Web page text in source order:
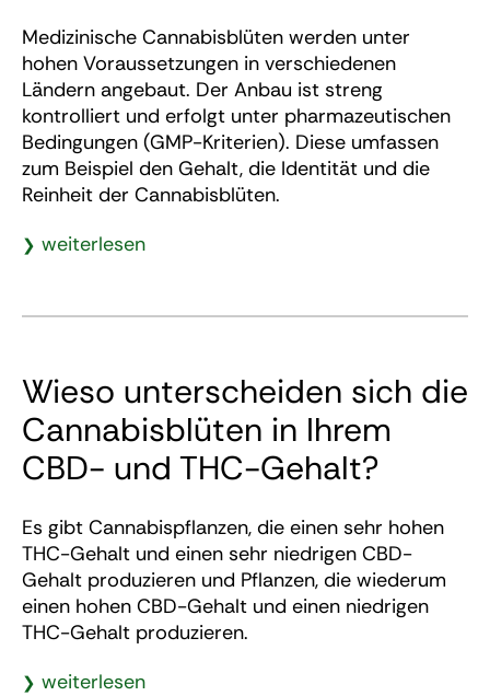
Medizinische Cannabisblüten werden unter
hohen Voraussetzungen in verschiedenen
Ländern angebaut. Der Anbau ist streng
kontrolliert und erfolgt unter pharmazeutischen
Bedingungen (GMP-Kriterien). Diese umfassen
zum Beispiel den Gehalt, die Identität und die
Reinheit der Cannabisblüten.
weiterlesen
Wieso unterscheiden sich die
Cannabisblüten in Ihrem
CBD- und THC-Gehalt?
Es gibt Cannabispflanzen, die einen sehr hohen
THC-Gehalt und einen sehr niedrigen CBD-
Gehalt produzieren und Pflanzen, die wiederum
einen hohen CBD-Gehalt und einen niedrigen
THC-Gehalt produzieren.
weiterlesen